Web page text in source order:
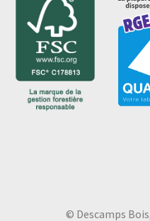
© Descamps